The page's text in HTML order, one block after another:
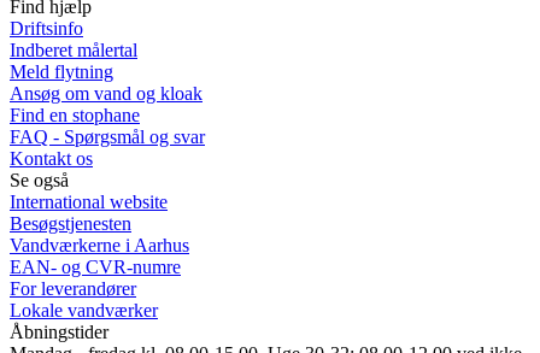
Find hjælp
Driftsinfo
Indberet målertal
Meld flytning
Ansøg om vand og kloak
Find en stophane
FAQ - Spørgsmål og svar
Kontakt os
Se også
International website
Besøgstjenesten
Vandværkerne i Aarhus
EAN- og CVR-numre
For leverandører
Lokale vandværker
Åbningstider